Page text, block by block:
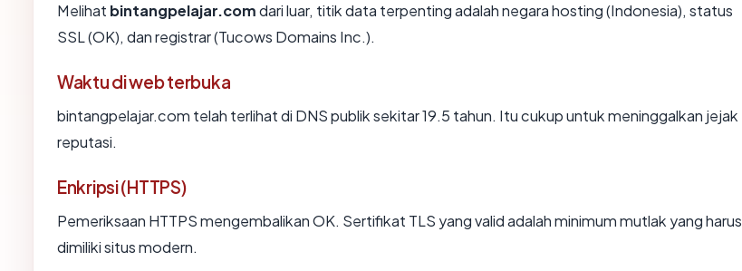
Melihat bintangpelajar.comdari luar, titik data terpenting adalah negara hosting (Indonesia), status
SSL (OK), dan registrar (Tucows Domains Inc.).
Waktu di web terbuka
bintangpelajar.com telah terlihat di DNS publik sekitar 19.5 tahun. Itu cukup untuk meninggalkan jejak
reputasi.
Enkripsi (HTTPS)
Pemeriksaan HTTPS mengembalikan OK. Sertifikat TLS yang valid adalah minimum mutlak yang harus
dimiliki situs modern.